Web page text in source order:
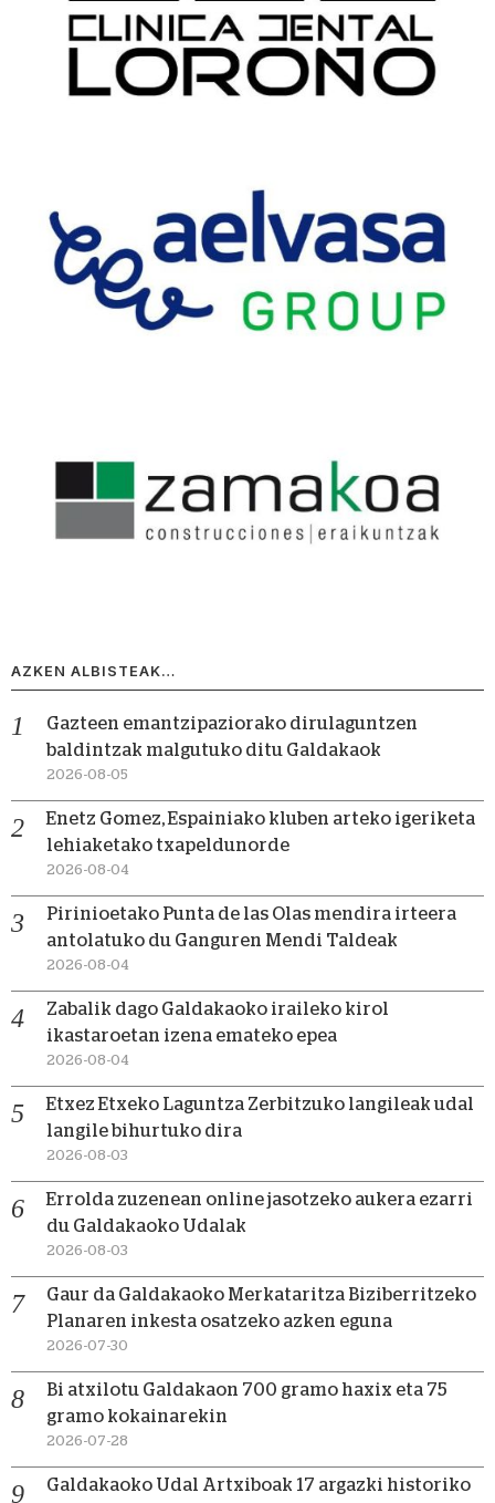
AZKEN ALBISTEAK…
Gazteen emantzipaziorako dirulaguntzen
baldintzak malgutuko ditu Galdakaok
2026-08-05
Enetz Gomez, Espainiako kluben arteko igeriketa
lehiaketako txapeldunorde
2026-08-04
Pirinioetako Punta de las Olas mendira irteera
antolatuko du Ganguren Mendi Taldeak
2026-08-04
Zabalik dago Galdakaoko iraileko kirol
ikastaroetan izena emateko epea
2026-08-04
Etxez Etxeko Laguntza Zerbitzuko langileak udal
langile bihurtuko dira
2026-08-03
Errolda zuzenean online jasotzeko aukera ezarri
du Galdakaoko Udalak
2026-08-03
Gaur da Galdakaoko Merkataritza Biziberritzeko
Planaren inkesta osatzeko azken eguna
2026-07-30
Bi atxilotu Galdakaon 700 gramo haxix eta 75
gramo kokainarekin
2026-07-28
Galdakaoko Udal Artxiboak 17 argazki historiko